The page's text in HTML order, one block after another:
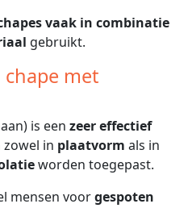
vaak in combinatie
gebruikt.
chape met
is een zeer effectief
zowel in plaatvorm als in
worden toegepast.
mensen voorgespoten